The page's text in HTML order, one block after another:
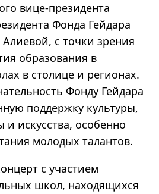
вице-президента
Фонда Гейдара
с точки зрения
образования в
в столице и регионах.
Фонду Гейдара
поддержку культуры,
и искусства, особенно
молодых талантов.
с участием
школ, находящихся